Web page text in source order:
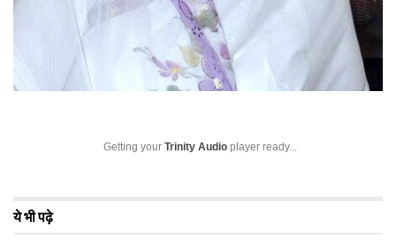
Getting your Trinity Audio player ready...
ये भी पढ़े